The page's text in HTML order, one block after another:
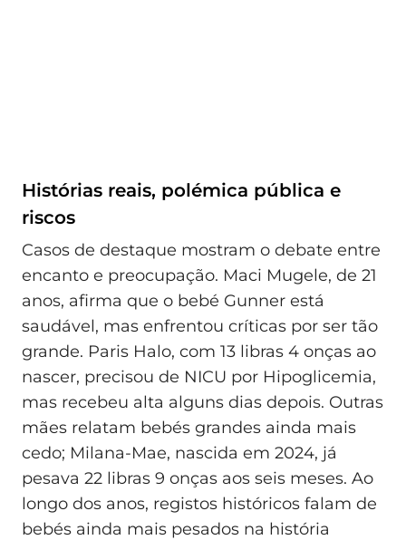
Histórias reais, polémica pública e
riscos
Casos de destaque mostram o debate entre
encanto e preocupação. Maci Mugele, de 21
anos, afirma que o bebé Gunner está
saudável, mas enfrentou críticas por ser tão
grande. Paris Halo, com 13 libras 4 onças ao
nascer, precisou de NICU por Hipoglicemia,
mas recebeu alta alguns dias depois. Outras
mães relatam bebés grandes ainda mais
cedo; Milana-Mae, nascida em 2024, já
pesava 22 libras 9 onças aos seis meses. Ao
longo dos anos, registos históricos falam de
bebés ainda mais pesados na história